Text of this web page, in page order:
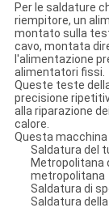
Per le saldature
riempitore, un
montato sulla
cavo, montata
l'alimentazione
alimentatori fissi.
Queste teste
precisione
alla riparazione
calore.
Questa
Saldatura del
Metropolitana
metropolitana
Saldatura di
Saldatura